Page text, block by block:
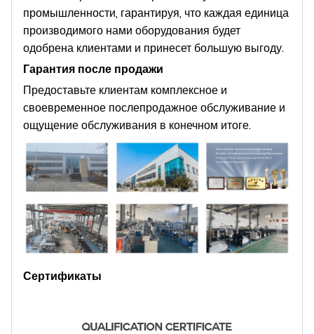
промышленности, гарантируя, что каждая единица
производимого нами оборудования будет
одобрена клиентами и принесет большую выгоду.
Гарантия после продажи
Предоставьте клиентам комплексное и
своевременное послепродажное обслуживание и
ощущение обслуживания в конечном итоге.
Сертификаты